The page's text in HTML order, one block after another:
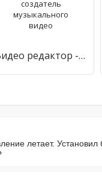
Видео редактор - создатель музыкального видео
летает.